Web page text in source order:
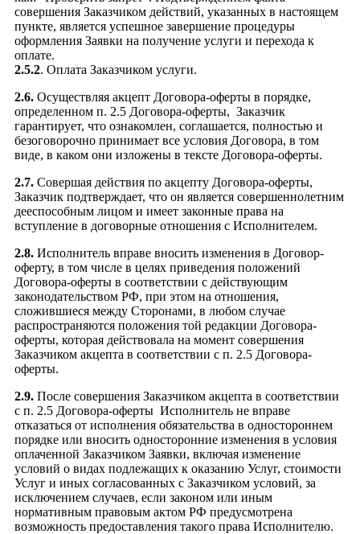
совершения Заказчиком действий, указанных в настоящем
пункте, является успешное завершение процедуры
оформления Заявки на получение услуги и перехода к
оплате.
2.5.2. Оплата Заказчиком услуги.
2.6. Осуществляя акцепт Договора-оферты в порядке,
определенном п. 2.5 Договора-оферты, Заказчик
гарантирует, что ознакомлен, соглашается, полностью и
безоговорочно принимает все условия Договора, в том
виде, в каком они изложены в тексте Договора-оферты.
2.7. Совершая действия по акцепту Договора-оферты,
Заказчик подтверждает, что он является совершеннолетним
дееспособным лицом и имеет законные права на
вступление в договорные отношения с Исполнителем.
2.8. Исполнитель вправе вносить изменения в Договор-
оферту, в том числе в целях приведения положений
Договора-оферты в соответствии с действующим
законодательством РФ, при этом на отношения,
сложившиеся между Сторонами, в любом случае
распространяются положения той редакции Договора-
оферты, которая действовала на момент совершения
Заказчиком акцепта в соответствии с п. 2.5 Договора-
оферты.
2.9. После совершения Заказчиком акцепта в соответствии
с п. 2.5 Договора-оферты Исполнитель не вправе
отказаться от исполнения обязательства в одностороннем
порядке или вносить односторонние изменения в условия
оплаченной Заказчиком Заявки, включая изменение
условий о видах подлежащих к оказанию Услуг, стоимости
Услуг и иных согласованных с Заказчиком условий, за
исключением случаев, если законом или иным
нормативным правовым актом РФ предусмотрена
возможность предоставления такого права Исполнителю.